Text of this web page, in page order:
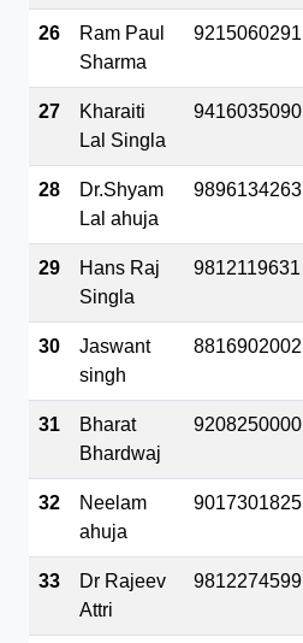
26
Ram Paul
Sharma
9215060291
27
Kharaiti
Lal Singla
9416035090
28
Dr.Shyam
Lal ahuja
9896134263
29
Hans Raj
Singla
9812119631
30
Jaswant
singh
8816902002
31
Bharat
Bhardwaj
9208250000
32
Neelam
ahuja
9017301825
33
Dr Rajeev
Attri
9812274599